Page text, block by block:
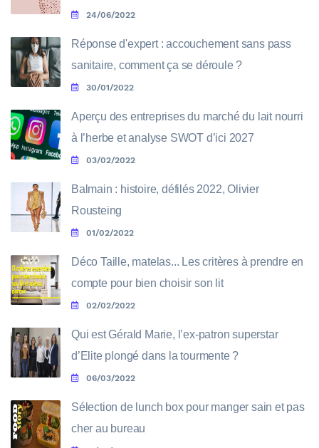
24/06/2022
Réponse d'expert : accouchement sans pass
sanitaire, comment ça se déroule ?
30/01/2022
Aperçu des entreprises du marché du lait nourri
à l’herbe et analyse SWOT d’ici 2027
03/02/2022
Balmain : histoire, défilés 2022, Olivier
Rousteing
01/02/2022
Déco Taille, matelas... Les critères à prendre en
compte pour bien choisir son lit
02/02/2022
Qui est Gérald Marie, l’ex-patron superstar
d’Elite plongé dans la tourmente ?
06/03/2022
Sélection de lunch box pour manger sain et pas
cher au bureau